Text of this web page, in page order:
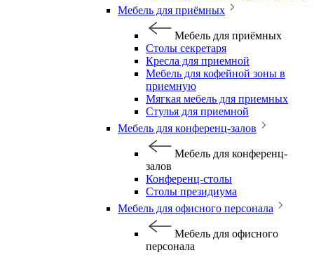
Мебель для приёмных
Мебель для приёмных
Столы секретаря
Кресла для приемной
Мебель для кофейной зоны в
приемную
Мягкая мебель для приемных
Стулья для приемной
Мебель для конференц-залов
Мебель для конференц-
залов
Конференц-столы
Столы президиума
Мебель для офисного персонала
Мебель для офисного
персонала